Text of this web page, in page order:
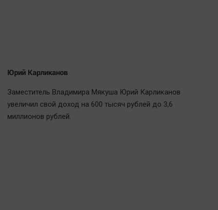
Юрий Карликанов
Заместитель Владимира Мякуша Юрий Карликанов
увеличил свой доход на 600 тысяч рублей до 3,6
миллионов рублей.